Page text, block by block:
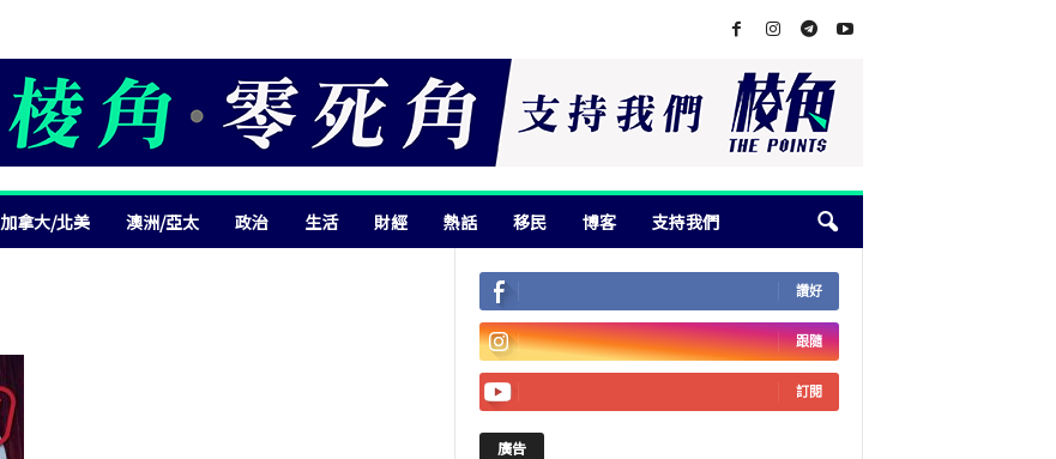
加拿大/北美 澳洲/亞太 政治 生活 財經 熱話 移民 博客 支持我們
讚好
跟隨
訂閱
廣告